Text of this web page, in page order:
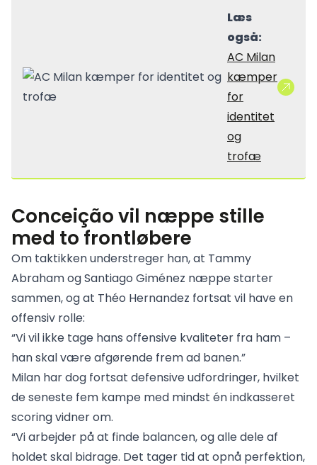
Læs
også:
AC Milan
kæmper
for
identitet
og
trofæ
Conceição vil næppe stille
med to frontløbere
Om taktikken understreger han, at Tammy
Abraham og Santiago Giménez næppe starter
sammen, og at Théo Hernandez fortsat vil have en
offensiv rolle:
“Vi vil ikke tage hans offensive kvaliteter fra ham –
han skal være afgørende frem ad banen.”
Milan har dog fortsat defensive udfordringer, hvilket
de seneste fem kampe med mindst én indkasseret
scoring vidner om.
“Vi arbejder på at finde balancen, og alle dele af
holdet skal bidrage. Det tager tid at opnå perfektion,